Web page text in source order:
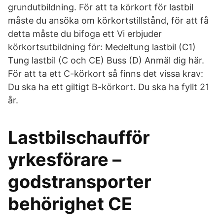
grundutbildning. För att ta körkort för lastbil
måste du ansöka om körkortstillstånd, för att få
detta måste du bifoga ett Vi erbjuder
körkortsutbildning för: Medeltung lastbil (C1)
Tung lastbil (C och CE) Buss (D) Anmäl dig här.
För att ta ett C-körkort så finns det vissa krav:
Du ska ha ett giltigt B-körkort. Du ska ha fyllt 21
år.
Lastbilschaufför
yrkesförare –
godstransporter
behörighet CE